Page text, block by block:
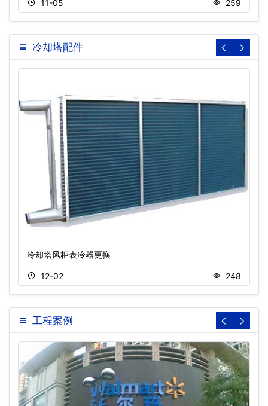
11-05 259
冷却塔配件
冷却塔风柜表冷器更换
12-02 248
工程案例